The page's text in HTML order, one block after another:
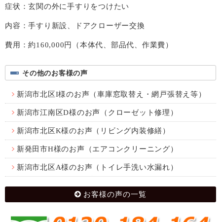
症状：玄関の外に手すりをつけたい
内容：手すり新設、ドアクローザー交換
費用：約160,000円（本体代、部品代、作業費）
その他のお客様の声
新潟市北区I様のお声（車庫窓取替え・網戸張替え等）
新潟市江南区D様のお声（クローゼット修理）
新潟市北区K様のお声（リビング内装修繕）
新発田市H様のお声（エアコンクリーニング）
新潟市北区A様のお声（トイレ手洗い水漏れ）
お客様の声の一覧